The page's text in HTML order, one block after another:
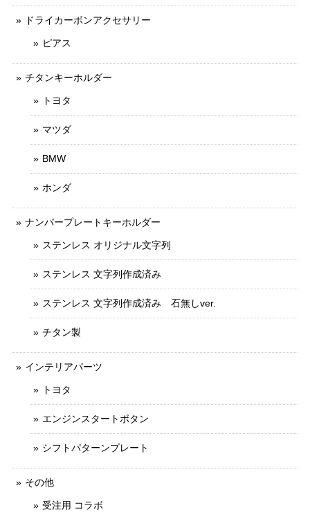
ドライカーボンアクセサリー
ピアス
チタンキーホルダー
トヨタ
マツダ
BMW
ホンダ
ナンバープレートキーホルダー
ステンレス オリジナル文字列
ステンレス 文字列作成済み
ステンレス 文字列作成済み 石無しver.
チタン製
インテリアパーツ
トヨタ
エンジンスタートボタン
シフトパターンプレート
その他
受注用 コラボ